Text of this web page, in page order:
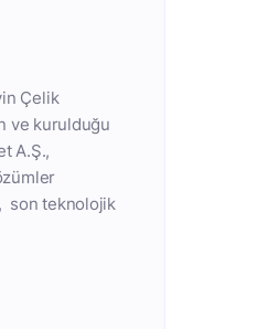
Çelik
ve kurulduğu
A.Ş.,
son teknolojik